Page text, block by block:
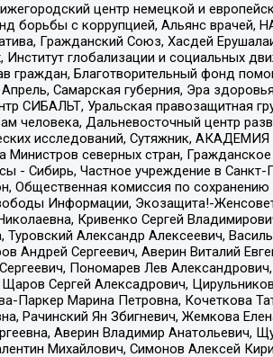
центр немецкой и
борьбы с коррупцией, Альянс
Гражданский Союз, Хасдей
глобализации и социальных
граждан, Благотворительный фонд
Самарская губерния, Эра
СИБАЛЬТ, Уральская правозащитная
человека, Дальневосточный центр
исследований, Сутяжник,
Министров северных стран,
- Сибирь, Частное учреждение в
Общественная комиссия по
Информации, Экозащита!-
Кривенко Сергей
Александр Алексеевич,
Андрей Сергеевич, Аверин Виталий
Пономарев Лев
Сергей Алексадрович,
Паркер Марина Петровна, Кочеткова
Рачинский Ян Збигневич, Жемкова
Аверин Владимир Анатольевич,
Михайлович, Симонов Алексей